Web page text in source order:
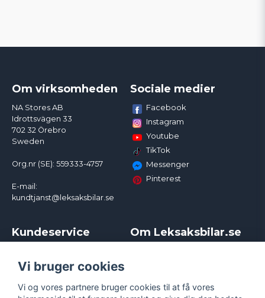
Om virksomheden
NA Stores AB
Idrottsvägen 33
702 32 Örebro
Sweden
Org.nr (SE): 559333-4757
E-mail:
kundtjanst@leksaksbilar.se
Sociale medier
Facebook
Instagram
Youtube
TikTok
Messenger
Pinterest
Kundeservice
Kampagner og rabatter
Reklamation
Policy chase cars
Om Leksaksbilar.se
Handelsbetingelser
Vi bruger cookies
Vi og vores partnere bruger cookies til at få vores